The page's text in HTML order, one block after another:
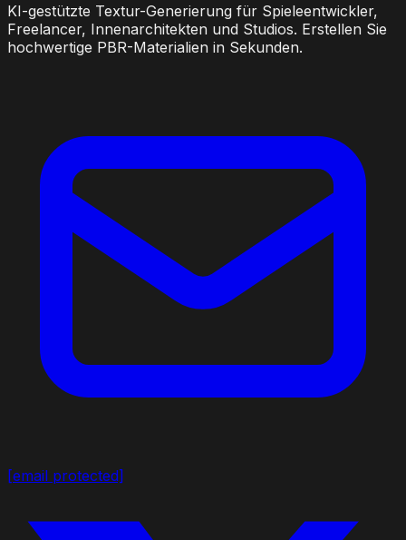
KI-gestützte Textur-Generierung für Spieleentwickler,
Freelancer, Innenarchitekten und Studios. Erstellen Sie
hochwertige PBR-Materialien in Sekunden.
[email protected]